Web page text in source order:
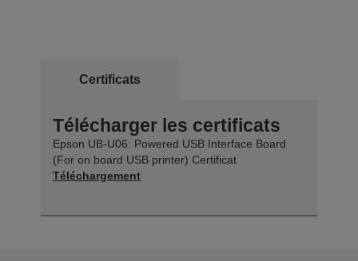
Certificats
Télécharger les certificats
Epson UB-U06: Powered USB Interface Board
(For on board USB printer) Certificat
Téléchargement